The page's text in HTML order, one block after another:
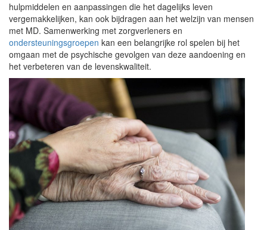
hulpmiddelen en aanpassingen die het dagelijks leven
vergemakkelijken, kan ook bijdragen aan het welzijn van mensen
met MD. Samenwerking met zorgverleners en
ondersteuningsgroepen kan een belangrijke rol spelen bij het
omgaan met de psychische gevolgen van deze aandoening en
het verbeteren van de levenskwaliteit.